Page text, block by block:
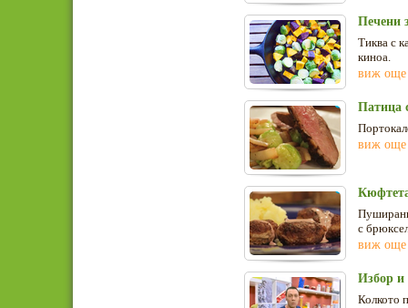
Печени
Тиква с
киноа.
виж още
Патица
виж още
с
виж още
Избор и
Колкото